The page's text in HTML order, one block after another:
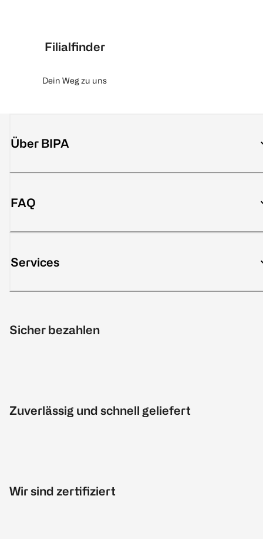
Filialfinder
Dein Weg zu uns
Über BIPA
FAQ
Services
Sicher bezahlen
Zuverlässig und schnell geliefert
Wir sind zertifiziert